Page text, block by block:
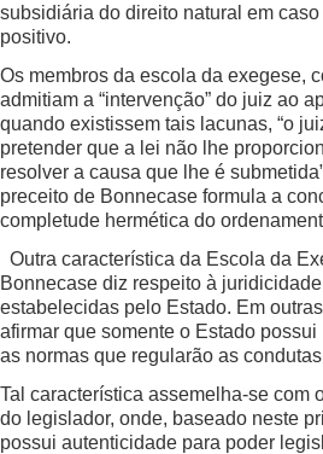
subsidiária do direito natural em
positivo.
Os membros da escola da exegese,
admitiam a “intervenção” do juiz ao
quando existissem tais lacunas, “o
pretender que a lei não lhe
resolver a causa que lhe é
preceito de Bonnecase formula a
completude hermética do
Outra característica da Escola da
Bonnecase diz respeito à
estabelecidas pelo Estado. Em
afirmar que somente o Estado
as normas que regularão as
Tal característica assemelha-se com
do legislador, onde, baseado neste
possui autenticidade para poder